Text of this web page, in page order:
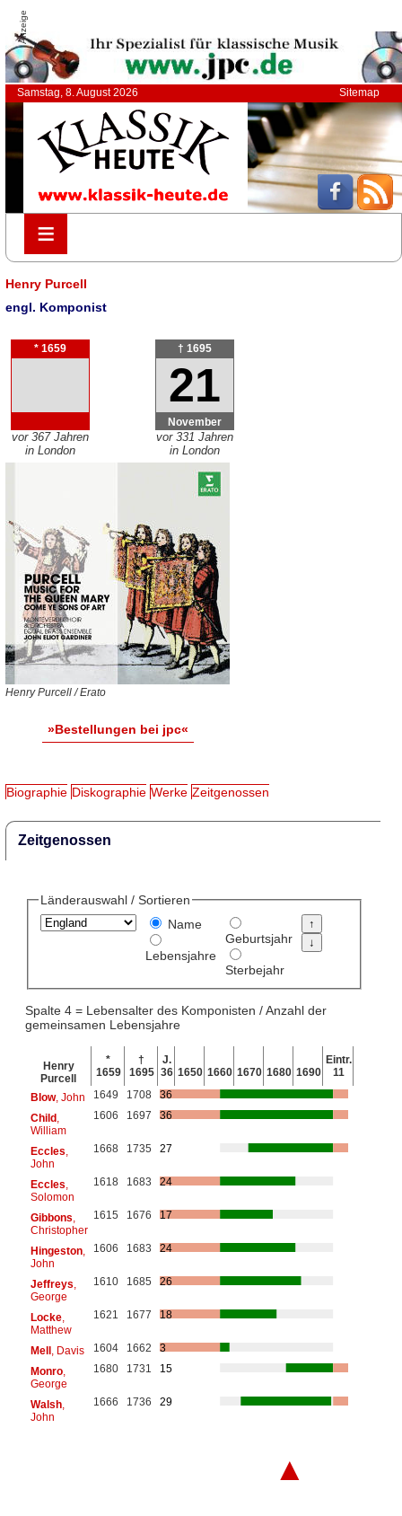
Anzeige
Samstag, 8. August 2026 Sitemap
≡
≡
Henry Purcell
engl. Komponist
* 1659
vor 367 Jahren
in London
† 1695
21
November
vor 331 Jahren
in London
Henry Purcell / Erato
»Bestellungen bei jpc«
Biographie Diskographie Werke Zeitgenossen
Zeitgenossen
Länderauswahl / Sortieren
Name
Lebensjahre
Geburtsjahr
Sterbejahr
Spalte 4 = Lebensalter des Komponisten / Anzahl der
gemeinsamen Lebensjahre
Henry
Purcell
*
1659
†
1695
J.
36 1650 1660 1670 1680 1690
Eintr.
11
Blow, John 1649 1708
36
Child,
William
1606 1697 36
Eccles
John
1668 1735 27
Eccles
Solomon
1618 1683 24
Gibbons
Christopher
1615 1676 17
Hingeston,
John
1606 1683 24
Jeffreys
George
1610 1685 26
Locke,
Matthew
1621 1677 18
Mell, Davis 1604 1662
3
Monro,
George
1680 1731 15
Walsh,
John
1666 1736 29
▲